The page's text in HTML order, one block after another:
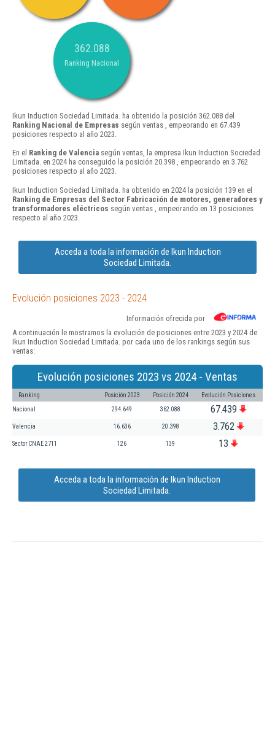
362.088
Ranking Nacional
Ikun Induction Sociedad Limitada. ha obtenido la posición 362.088 del
Ranking Nacional de Empresas según ventas , empeorando en 67.439
posiciones respecto al año 2023.
En el Ranking de Valencia según ventas, la empresa Ikun Induction Sociedad
Limitada. en 2024 ha conseguido la posición 20.398 , empeorando en 3.762
posiciones respecto al año 2023.
Ikun Induction Sociedad Limitada. ha obtenido en 2024 la posición 139 en el
Ranking de Empresas del Sector Fabricación de motores, generadores y
transformadores eléctricos según ventas , empeorando en 13 posiciones
respecto al año 2023.
Acceda a toda la información de Ikun Induction
Sociedad Limitada.
Evolución posiciones 2023 - 2024
Información ofrecida por
A continuación le mostramos la evolución de posiciones entre 2023 y 2024 de
Ikun Induction Sociedad Limitada. por cada uno de los rankings según sus
ventas:
Evolución posiciones 2023 vs 2024 - Ventas
Ranking Posición 2023 Posición 2024 Evolución Posiciones
Nacional 294.649 362.088 67.439
Valencia 16.636 20.398 3.762
Sector CNAE 2711 126 139 13
Acceda a toda la información de Ikun Induction
Sociedad Limitada.